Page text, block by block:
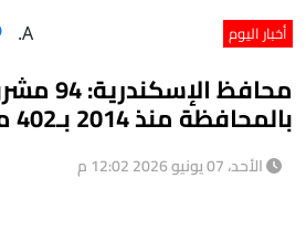
أخبار اليوم .A
محافظ
بالمحافظة منذ 2014 بـ402 مليار جنيه
الأحد، 07 يونيو 2026 12:02 م